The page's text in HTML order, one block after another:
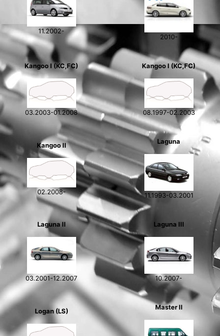
11.2002-
2010-
Kangoo I (KC,FC)
03.2003-01.2008
Kangoo I (KC,FC)
08.1997-02.2003
Kangoo II
02.2008-
Laguna
11.1993-03.2001
Laguna II
03.2001-12.2007
Laguna III
10.2007-
Logan (LS) Master II